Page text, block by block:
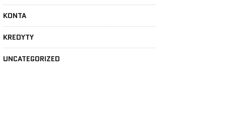
KONTA
KREDYTY
UNCATEGORIZED